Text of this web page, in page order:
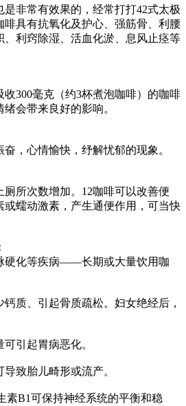
非常有效果的，经常打打42式太极
啡具有抗氧化及护心、强筋骨、利腰
、利窍除湿、活血化淤、息风止痉等
300毫克（约3杯煮泡咖啡）的咖啡
会带来良好的影响。
，心情愉快，纾解忧郁的现象。
所次数增加。12咖啡可以改善便
或蠕动激素，产生通便作用，可当快
硬化等疾病——长期或大量饮用咖
质、引起骨质疏松。妇女绝经后，
引起胃病恶化。
致胎儿畸形或流产。
B1可保持神经系统的平衡和稳